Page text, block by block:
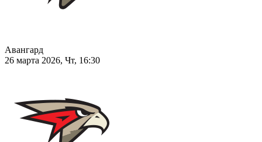
Авангард
26 марта 2026, Чт, 16:30